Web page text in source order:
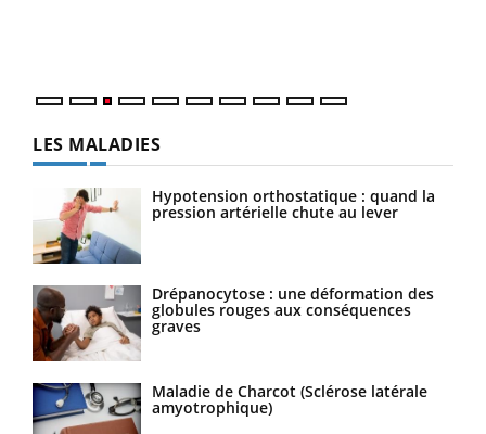
LES MALADIES
Hypotension orthostatique : quand la
pression artérielle chute au lever
Drépanocytose : une déformation des
globules rouges aux conséquences
graves
Maladie de Charcot (Sclérose latérale
amyotrophique)